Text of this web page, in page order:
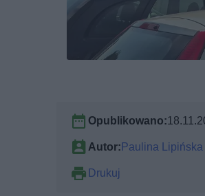
Opublikowano:
Autor:Paulina Lipińska
Drukuj